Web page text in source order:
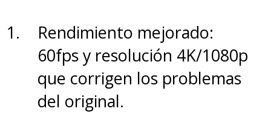
competidores.El teleobjetivo
periscópico (50 MP),en tanto,
s la verdadera joya del equipo
con su zoom óptico de 3x
Rendimiento mejorado:
60fps y resolución 4K/1080p
que corrigen los problemas
del original.